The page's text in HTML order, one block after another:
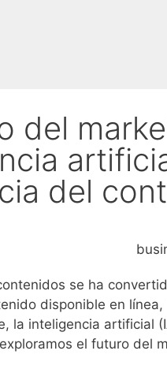
del
del
se ha
disponible en
la inteligencia artificial
el futuro del